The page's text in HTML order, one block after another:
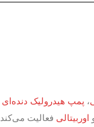
، پمپ هیدرولیک
واوربیتالیفعالیت